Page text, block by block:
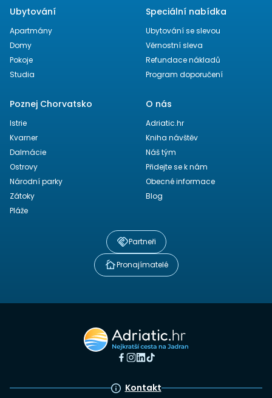
Ubytování
Apartmány
Domy
Pokoje
Studia
Speciální nabídka
Ubytování se slevou
Věrnostní sleva
Refundace nákladů
Program doporučení
Poznej Chorvatsko
Istrie
Kvarner
Dalmácie
Ostrovy
Národní parky
Zátoky
Pláže
O nás
Adriatic.hr
Kniha návštěv
Náš tým
Přidejte se k nám
Obecné informace
Blog
Partneři
Pronajímatelé
Kontakt